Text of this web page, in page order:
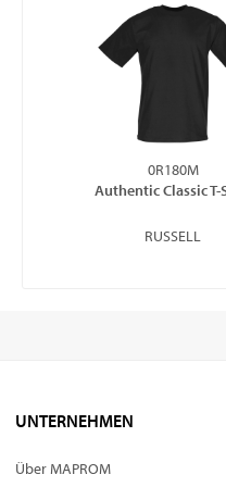
0R180M
Authentic Classic T-
RUSSELL
UNTERNEHMEN
Über MAPROM